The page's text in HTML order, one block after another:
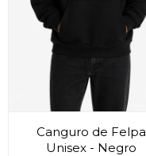
Canguro de Felpa
Unisex - Negro